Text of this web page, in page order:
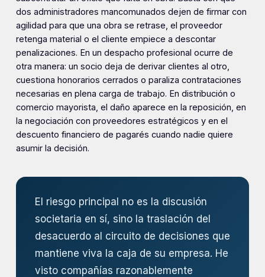
dos administradores mancomunados dejen de firmar con
agilidad para que una obra se retrase, el proveedor
retenga material o el cliente empiece a descontar
penalizaciones. En un despacho profesional ocurre de
otra manera: un socio deja de derivar clientes al otro,
cuestiona honorarios cerrados o paraliza contrataciones
necesarias en plena carga de trabajo. En distribución o
comercio mayorista, el daño aparece en la reposición, en
la negociación con proveedores estratégicos y en el
descuento financiero de pagarés cuando nadie quiere
asumir la decisión.
El riesgo principal no es la discusión
societaria en sí, sino la traslación del
desacuerdo al circuito de decisiones que
mantiene viva la caja de su empresa. He
visto compañías razonablemente